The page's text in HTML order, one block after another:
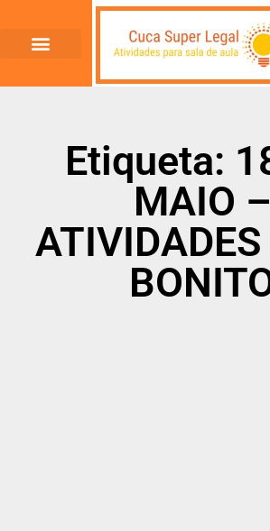
Etiqueta:
MAIO –